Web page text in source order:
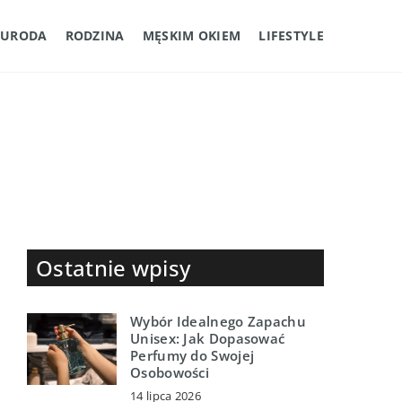
URODA RODZINA MĘSKIM OKIEM LIFESTYLE
Ostatnie wpisy
Wybór Idealnego Zapachu
Unisex: Jak Dopasować
Perfumy do Swojej
Osobowości
14 lipca 2026